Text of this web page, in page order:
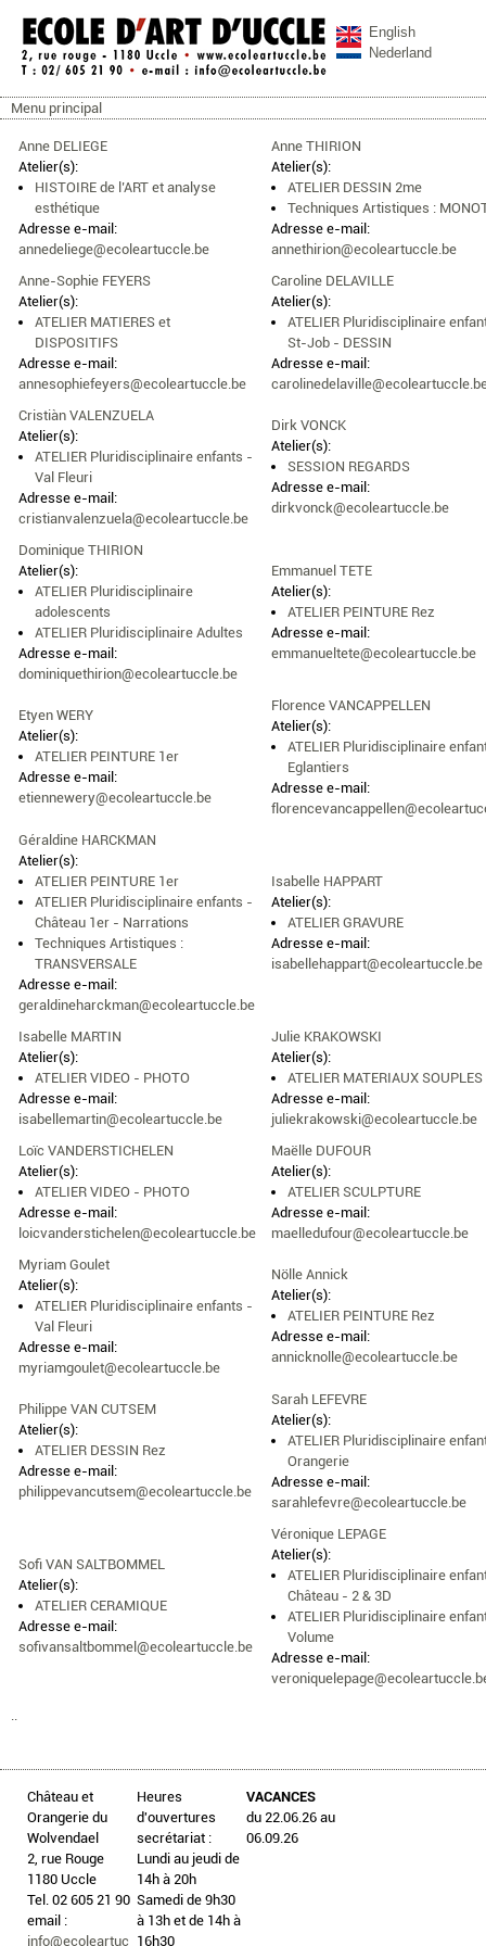
Aller au contenu principal
ecoleartuccle.be
English
Nederland
Menu principal
Menu principal
Anne DELIEGE
Atelier(s):
HISTOIRE de l’ART et analyse
esthétique
Adresse e-mail:
annedeliege@ecoleartuccle.be
Anne THIRION
Atelier(s):
ATELIER DESSIN 2me
Techniques Artistiques :
Adresse e-mail:
annethirion@ecoleartuccle.be
Anne-Sophie FEYERS
Atelier(s):
ATELIER MATIERES et
DISPOSITIFS
Adresse e-mail:
annesophiefeyers@ecoleartuccle.be
Caroline DELAVILLE
Atelier(s):
ATELIER Pluridisciplinaire
St-Job - DESSIN
Adresse e-mail:
Cristiàn VALENZUELA
Atelier(s):
ATELIER Pluridisciplinaire enfants -
Val Fleuri
Adresse e-mail:
cristianvalenzuela@ecoleartuccle.be
Dirk VONCK
Atelier(s):
SESSION REGARDS
Adresse e-mail:
dirkvonck@ecoleartuccle.be
Dominique THIRION
Atelier(s):
ATELIER Pluridisciplinaire
adolescents
ATELIER Pluridisciplinaire Adultes
Adresse e-mail:
dominiquethirion@ecoleartuccle.be
Emmanuel TETE
Atelier(s):
ATELIER PEINTURE Rez
Adresse e-mail:
emmanueltete@ecoleartuccle.be
Etyen WERY
Atelier(s):
ATELIER PEINTURE 1er
Adresse e-mail:
etiennewery@ecoleartuccle.be
Florence VANCAPPELLEN
Atelier(s):
ATELIER Pluridisciplinaire
Eglantiers
Adresse e-mail:
Géraldine HARCKMAN
Atelier(s):
ATELIER PEINTURE 1er
ATELIER Pluridisciplinaire enfants -
Château 1er - Narrations
Techniques Artistiques :
TRANSVERSALE
Adresse e-mail:
geraldineharckman@ecoleartuccle.be
Isabelle HAPPART
Atelier(s):
ATELIER GRAVURE
Adresse e-mail:
isabellehappart@ecoleartuccle.be
Isabelle MARTIN
Atelier(s):
ATELIER VIDEO - PHOTO
Adresse e-mail:
isabellemartin@ecoleartuccle.be
Julie KRAKOWSKI
Atelier(s):
ATELIER MATERIAUX SOUPLES
Adresse e-mail:
juliekrakowski@ecoleartuccle.be
Loïc VANDERSTICHELEN
Atelier(s):
ATELIER VIDEO - PHOTO
Adresse e-mail:
loicvanderstichelen@ecoleartuccle.be
Maëlle DUFOUR
Atelier(s):
ATELIER SCULPTURE
Adresse e-mail:
maelledufour@ecoleartuccle.be
Myriam Goulet
Atelier(s):
ATELIER Pluridisciplinaire enfants -
Val Fleuri
Adresse e-mail:
myriamgoulet@ecoleartuccle.be
Nölle Annick
Atelier(s):
ATELIER PEINTURE Rez
Adresse e-mail:
annicknolle@ecoleartuccle.be
Philippe VAN CUTSEM
Atelier(s):
ATELIER DESSIN Rez
Adresse e-mail:
philippevancutsem@ecoleartuccle.be
Sarah LEFEVRE
Atelier(s):
ATELIER Pluridisciplinaire
Orangerie
Adresse e-mail:
sarahlefevre@ecoleartuccle.be
Sofi VAN SALTBOMMEL
Atelier(s):
ATELIER CERAMIQUE
Adresse e-mail:
sofivansaltbommel@ecoleartuccle.be
Véronique LEPAGE
Atelier(s):
ATELIER Pluridisciplinaire
Château - 2 & 3D
ATELIER Pluridisciplinaire
Volume
Adresse e-mail:
..
Château et
Orangerie du
Wolvendael
2, rue Rouge
1180 Uccle
Tel. 02 605 21 90
email :
info@ecoleartuc
Heures
d'ouvertures
secrétariat :
Lundi au jeudi de
14h à 20h
Samedi de 9h30
à 13h et de 14h à
16h30
VACANCES
du 22.06.26 au
06.09.26